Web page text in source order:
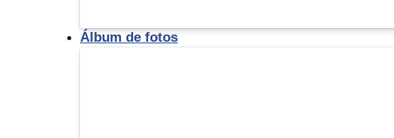
Álbum de fotos